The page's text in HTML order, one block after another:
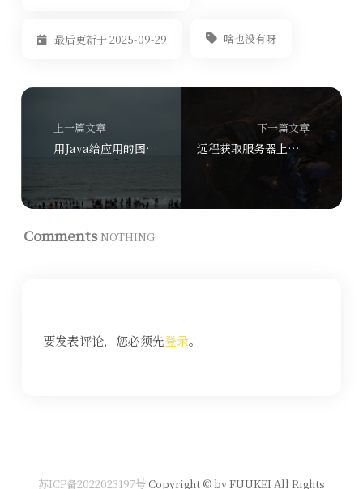
最后更新于 2025-09-29 啥也没有呀
上一篇文章
用Java给应用的图片瘦身之Thumbnailator技术
下一篇文章
远程获取服务器上的视频文件的截图或生成缩略图
Comments NOTHING
要发表评论，您必须先登录。
苏ICP备2022023197号Copyright © by FUUKEI All Rights